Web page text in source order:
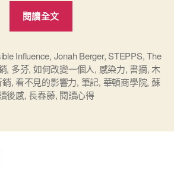
閱讀全文
潮
行
銷》
心
Influence, Jonah Berger,STEPPS,The
, 多芬, 如何改變一個人, 感染力, 書摘, 木
,看不見的影響力, 筆記, 華頓商學院, 蘇
後感,長春藤, 閱讀心得